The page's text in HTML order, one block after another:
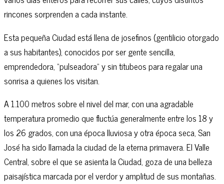
rincones sorprenden a cada instante.
Esta pequeña Ciudad está llena de josefinos (gentilicio otorgado
a sus habitantes), conocidos por ser gente sencilla,
emprendedora, “pulseadora” y sin titubeos para regalar una
sonrisa a quienes los visitan.
A 1.100 metros sobre el nivel del mar, con una agradable
temperatura promedio que fluctúa generalmente entre los 18 y
los 26 grados, con una época lluviosa y otra época seca, San
José ha sido llamada la ciudad de la eterna primavera. El Valle
Central, sobre el que se asienta la Ciudad, goza de una belleza
paisajística marcada por el verdor y amplitud de sus montañas.